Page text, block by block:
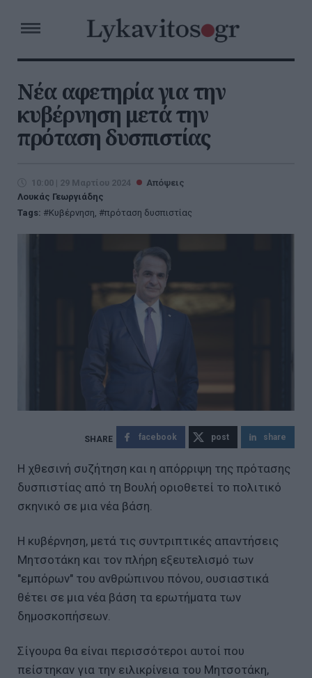
Νέα αφετηρία για την
κυβέρνηση μετά την
πρόταση δυσπιστίας
10:00 | 29 Μαρτίου 2024
Απόψεις
Λουκάς Γεωργιάδης
Tags:
Κυβέρνηση, πρόταση δυσπιστίας
facebook post share
Η χθεσινή συζήτηση και η απόρριψη της πρότασης
δυσπιστίας από τη Βουλή οριοθετεί το πολιτικό
σκηνικό σε μια νέα βάση.
Η κυβέρνηση, μετά τις συντριπτικές απαντήσεις
Μητσοτάκη και τον πλήρη εξευτελισμό των
"εμπόρων" του ανθρώπινου πόνου, ουσιαστικά
θέτει σε μια νέα βάση τα ερωτήματα των
δημοσκοπήσεων.
Σίγουρα θα είναι περισσότεροι αυτοί που
πείστηκαν για την ειλικρίνεια του Μητσοτάκη,